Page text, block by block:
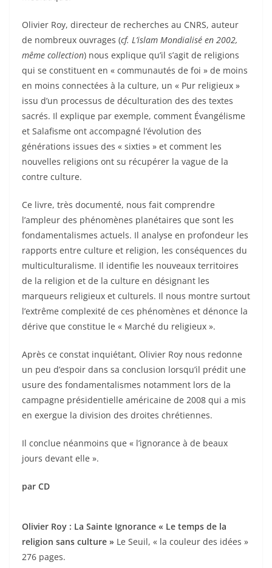
Olivier Roy, directeur de recherches au CNRS, auteur
de nombreux ouvrages (cf. L’islam Mondialisé en 2002,
même collection) nous explique qu’il s’agit de religions
qui se constituent en « communautés de foi » de moins
en moins connectées à la culture, un « Pur religieux »
issu d’un processus de déculturation des des textes
sacrés. Il explique par exemple, comment Évangélisme
et Salafisme ont accompagné l’évolution des
générations issues des « sixties » et comment les
nouvelles religions ont su récupérer la vague de la
contre culture.
Ce livre, très documenté, nous fait comprendre
l’ampleur des phénomènes planétaires que sont les
fondamentalismes actuels. Il analyse en profondeur les
rapports entre culture et religion, les conséquences du
multiculturalisme. Il identifie les nouveaux territoires
de la religion et de la culture en désignant les
marqueurs religieux et culturels. Il nous montre surtout
l’extrême complexité de ces phénomènes et dénonce la
dérive que constitue le « Marché du religieux ».
Après ce constat inquiétant, Olivier Roy nous redonne
un peu d’espoir dans sa conclusion lorsqu’il prédit une
usure des fondamentalismes notamment lors de la
campagne présidentielle américaine de 2008 qui a mis
en exergue la division des droites chrétiennes.
Il conclue néanmoins que « l’ignorance à de beaux
jours devant elle ».
par CD
Olivier Roy : La Sainte Ignorance « Le temps de la
religion sans culture » Le Seuil, « la couleur des idées »
276 pages.